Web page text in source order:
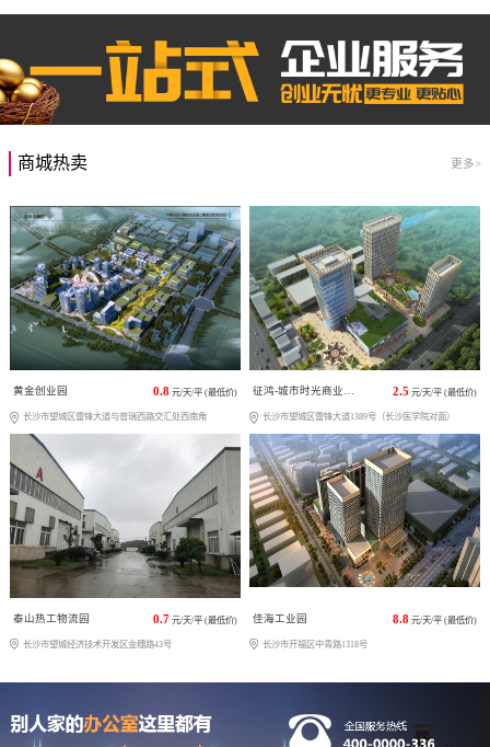
商城热卖 更多>
黄金创业园 0.8 元/天/平 (最低价)
长沙市望城区雷锋大道与普瑞西路交汇处西南角
征鸿-城市时光商业广场 2.5 元/天/平 (最低价)
长沙市望城区雷锋大道1389号（长沙医学院对面）
泰山热工物流园 0.7 元/天/平 (最低价)
长沙市望城经济技术开发区金穗路43号
佳海工业园 8.8 元/天/平 (最低价)
长沙市开福区中青路1318号